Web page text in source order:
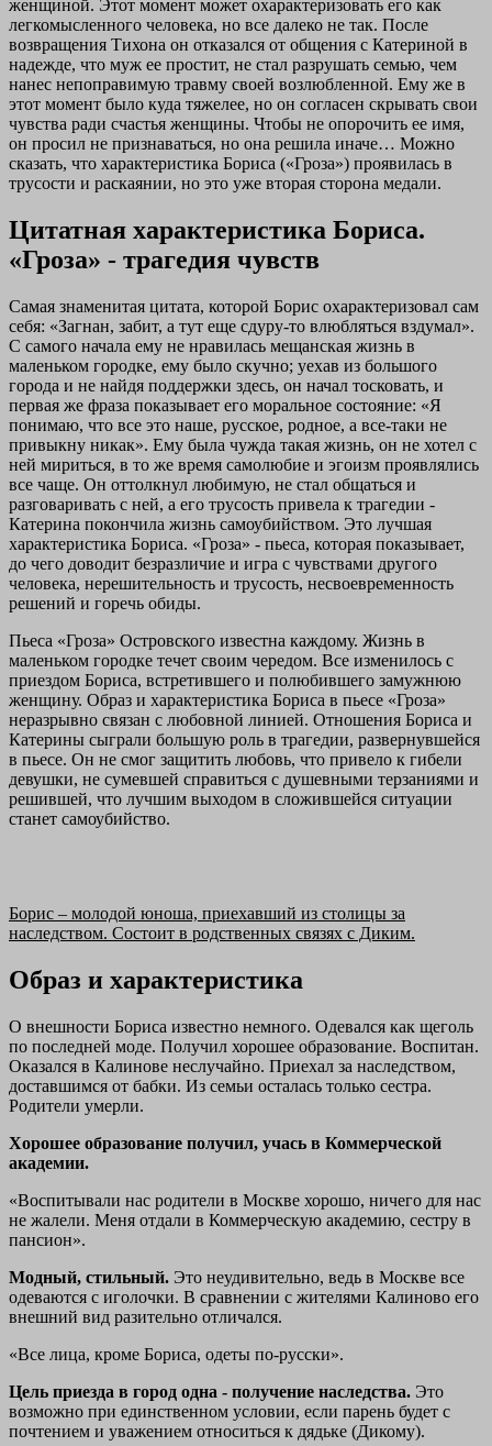
женщиной. Этот момент может охарактеризовать его как
легкомысленного человека, но все далеко не так. После
возвращения Тихона он отказался от общения с Катериной в
надежде, что муж ее простит, не стал разрушать семью, чем
нанес непоправимую травму своей возлюбленной. Ему же в
этот момент было куда тяжелее, но он согласен скрывать свои
чувства ради счастья женщины. Чтобы не опорочить ее имя,
он просил не признаваться, но она решила иначе… Можно
сказать, что характеристика Бориса («Гроза») проявилась в
трусости и раскаянии, но это уже вторая сторона медали.
Цитатная характеристика Бориса.
«Гроза» - трагедия чувств
Самая знаменитая цитата, которой Борис охарактеризовал сам
себя: «Загнан, забит, а тут еще сдуру-то влюбляться вздумал».
С самого начала ему не нравилась мещанская жизнь в
маленьком городке, ему было скучно; уехав из большого
города и не найдя поддержки здесь, он начал тосковать, и
первая же фраза показывает его моральное состояние: «Я
понимаю, что все это наше, русское, родное, а все-таки не
привыкну никак». Ему была чужда такая жизнь, он не хотел с
ней мириться, в то же время самолюбие и эгоизм проявлялись
все чаще. Он оттолкнул любимую, не стал общаться и
разговаривать с ней, а его трусость привела к трагедии -
Катерина покончила жизнь самоубийством. Это лучшая
характеристика Бориса. «Гроза» - пьеса, которая показывает,
до чего доводит безразличие и игра с чувствами другого
человека, нерешительность и трусость, несвоевременность
решений и горечь обиды.
Пьеса «Гроза» Островского известна каждому. Жизнь в
маленьком городке течет своим чередом. Все изменилось с
приездом Бориса, встретившего и полюбившего замужнюю
женщину. Образ и характеристика Бориса в пьесе «Гроза»
неразрывно связан с любовной линией. Отношения Бориса и
Катерины сыграли большую роль в трагедии, развернувшейся
в пьесе. Он не смог защитить любовь, что привело к гибели
девушки, не сумевшей справиться с душевными терзаниями и
решившей, что лучшим выходом в сложившейся ситуации
станет самоубийство.
Борис – молодой юноша, приехавший из столицы за
наследством. Состоит в родственных связях с Диким.
Образ и характеристика
О внешности Бориса известно немного. Одевался как щеголь
по последней моде. Получил хорошее образование. Воспитан.
Оказался в Калинове неслучайно. Приехал за наследством,
доставшимся от бабки. Из семьи осталась только сестра.
Родители умерли.
Хорошее образование получил, учась в Коммерческой
академии.
«Воспитывали нас родители в Москве хорошо, ничего для нас
не жалели. Меня отдали в Коммерческую академию, сестру в
пансион».
Модный, стильный. Это неудивительно, ведь в Москве все
одеваются с иголочки. В сравнении с жителями Калиново его
внешний вид разительно отличался.
«Все лица, кроме Бориса, одеты по-русски».
Цель приезда в город одна - получение наследства. Это
возможно при единственном условии, если парень будет с
почтением и уважением относиться к дядьке (Дикому).